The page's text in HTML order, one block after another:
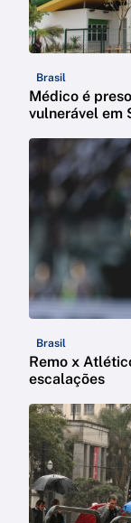
Brasil
Médico é
vulnerável em
Brasil
Remo x
escalações